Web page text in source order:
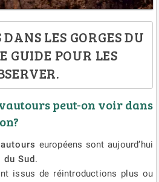
LES GORGES DU
GUIDE POUR LES
vautours peut-on voir dans
européens sont aujourd’hui
du Sud .
issus de réintroductions plus ou